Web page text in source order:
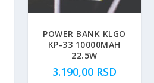
POWER BANK KLGO
KP-33 10000MAH
22.5W
3.190,00 RSD